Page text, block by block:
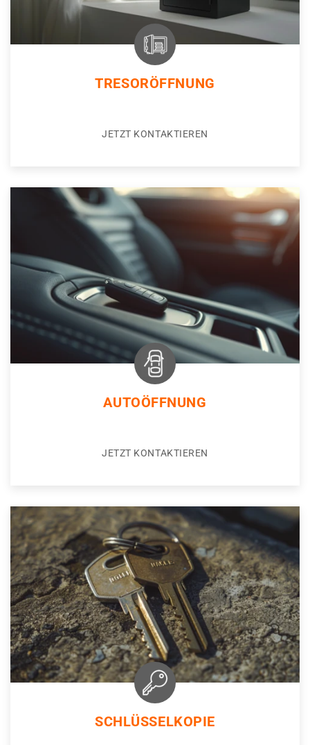
TRESORÖFFNUNG
JETZT KONTAKTIEREN
AUTOÖFFNUNG
JETZT KONTAKTIEREN
SCHLÜSSELKOPIE